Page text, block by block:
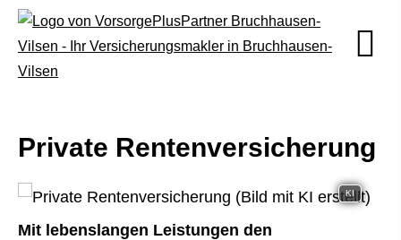
Private Rentenversicherung
KI
Mit lebenslangen Leistungen den